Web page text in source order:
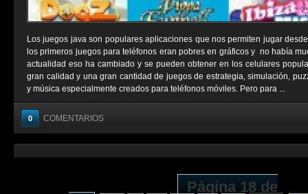
Los juegos java son populares aplicaciones que nos permiten jugar
los primeros juegos para teléfonos eran pobres en gráficos y no había
actualidad eso ha cambiado y se pueden obtener en los celulares
gran calidad y una gran cantidad de juegos de estrategia, simulación,
y música especialmente creados para teléfonos móviles. Pero para ...
0 COMENTARIOS
Página 18 de